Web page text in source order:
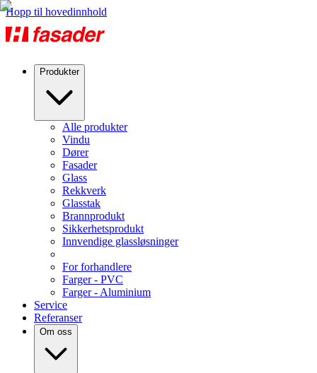
Hopp til hovedinnhold
Produkter
Alle produkter
Vindu
Dører
Fasader
Glass
Rekkverk
Glasstak
Brannprodukt
Sikkerhetsprodukt
Innvendige glassløsninger
For forhandlere
Farger - PVC
Farger - Aluminium
Service
Referanser
Om oss